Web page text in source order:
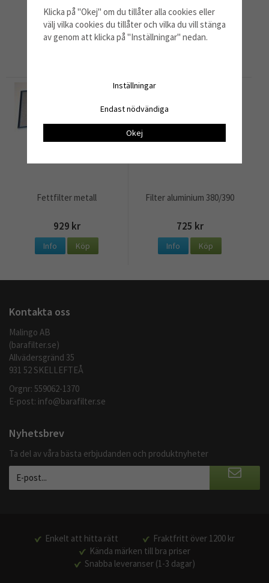
Kolfilter
489 kr
Metallfettfilter
714 kr
Fettfilter metall
929 kr
Info Köp
Filter aluminium 380/390
725 kr
Info Köp
Kontakta oss
Malingo AB
(barafilter.se)
Allvädersgränd 35
931 52 SKELLEFTEÅ
Orgnr: 559062-1370
E-post: info@barafilter.se
Nyhetsbrev
Ta del av våra bästa erbjudanden och produktnyheter
Enkelt att hitta rätt
Fraktfritt över 1200 kr
Kända märken till bra priser
Snabba leveranser (1-3 dagar)
Klicka på "Okej" om du tillåter alla cookies eller
välj vilka cookies du tillåter och vilka du vill stänga
av genom att klicka på "Inställningar" nedan.
Inställningar
Endast nödvändiga
Okej